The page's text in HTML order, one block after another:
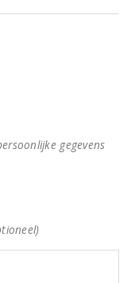
gegevens